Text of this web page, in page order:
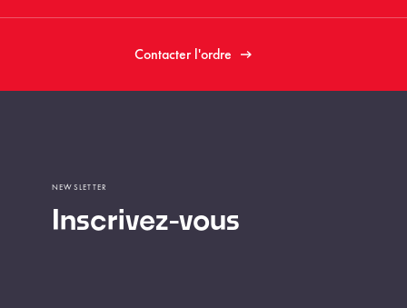
Contacter l'ordre
Inscrivez-vous
NEWSLETTER